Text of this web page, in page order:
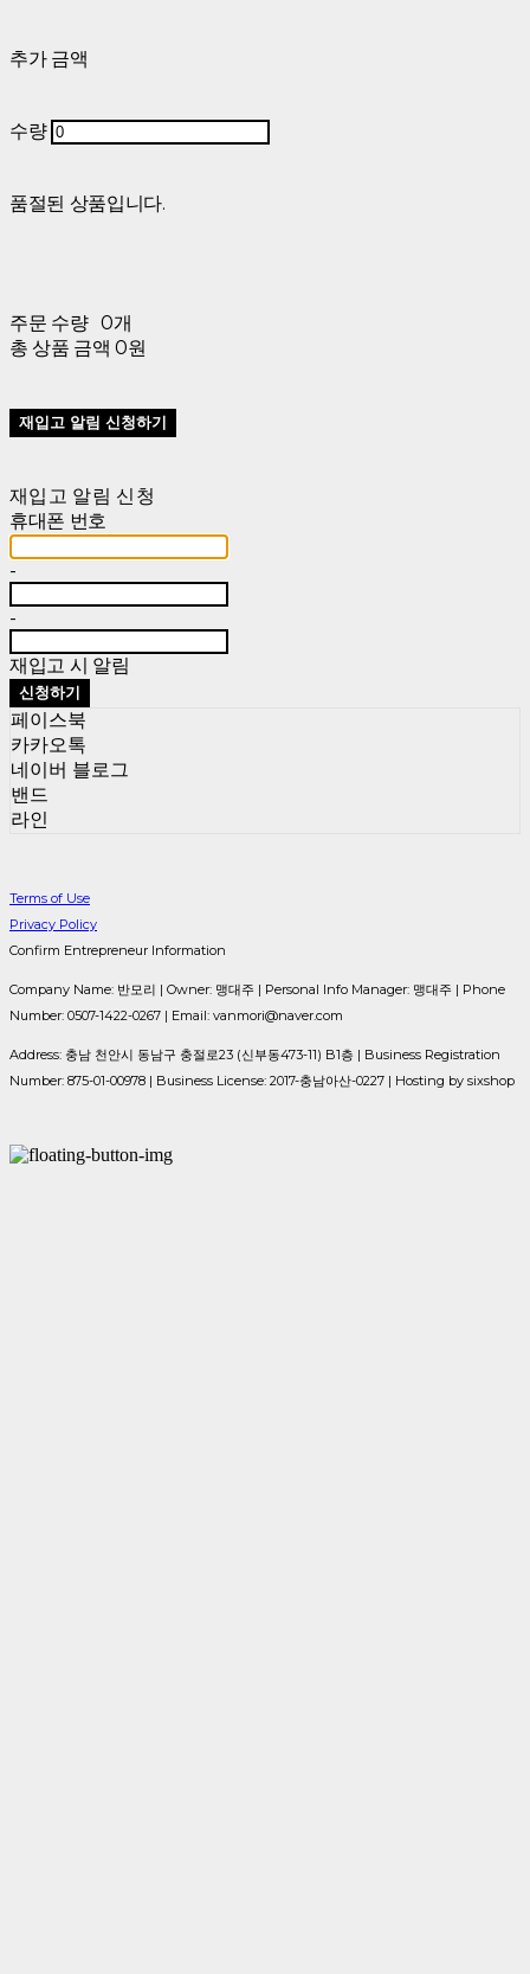
추가 금액
수량
품절된 상품입니다.
주문 수량 0개
총 상품 금액 0원
재입고 알림 신청하기
재입고 알림 신청
휴대폰 번호
-
-
재입고 시 알림
신청하기
페이스북
카카오톡
네이버 블로그
밴드
라인
Terms of Use
Privacy Policy
Confirm Entrepreneur Information
Company Name: 반모리 | Owner: 맹대주 | Personal Info Manager: 맹대주 | Phone
Number: 0507-1422-0267 | Email: vanmori@naver.com
Address: 충남 천안시 동남구 충절로23 (신부동473-11) B1층 | Business Registration
Number: 875-01-00978 | Business License: 2017-충남아산-0227 | Hosting by sixshop